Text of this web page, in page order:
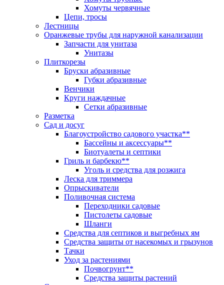
Хомуты червячные
Цепи, тросы
Лестницы
Оранжевые трубы для наружной канализации
Запчасти для унитаза
Унитазы
Плиткорезы
Бруски абразивные
Губки абразивные
Венчики
Круги наждачные
Сетки абразивные
Разметка
Сад и досуг
Благоустройство садового участка**
Бассейны и аксессуары**
Биотуалеты и септики
Гриль и барбекю**
Уголь и средства для розжига
Леска для триммера
Опрыскиватели
Поливочная система
Переходники садовые
Пистолеты садовые
Шланги
Средства для септиков и выгребных ям
Средства защиты от насекомых и грызунов
Тачки
Уход за растениями
Почвогрунт**
Средства защиты растений